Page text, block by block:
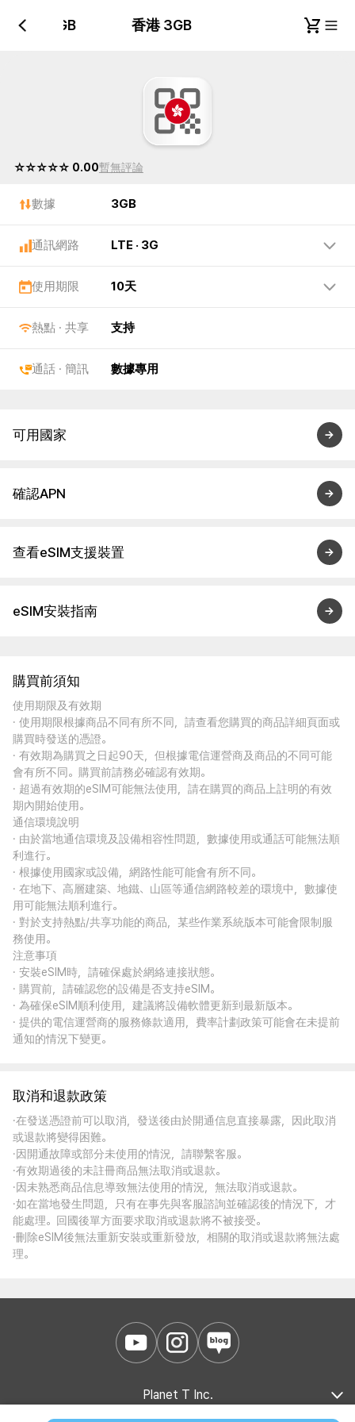
香港 3GB 香港 3GB
☆☆☆☆☆ 0.00暫無評論
數據 3GB
通訊網路 LTE · 3G
使用期限 10天
熱點 · 共享 支持
通話 · 簡訊 數據專用
可用國家
確認APN
查看eSIM支援裝置
eSIM安裝指南
購買前須知
使用期限及有效期
· 使用期限根據商品不同有所不同，請查看您購買的商品詳細頁面或
購買時發送的憑證。
· 有效期為購買之日起90天，但根據電信運營商及商品的不同可能
會有所不同。購買前請務必確認有效期。
· 超過有效期的eSIM可能無法使用，請在購買的商品上註明的有效
期內開始使用。
通信環境說明
· 由於當地通信環境及設備相容性問題，數據使用或通話可能無法順
利進行。
· 根據使用國家或設備，網路性能可能會有所不同。
· 在地下、高層建築、地鐵、山區等通信網路較差的環境中，數據使
用可能無法順利進行。
· 對於支持熱點/共享功能的商品，某些作業系統版本可能會限制服
務使用。
注意事項
· 安裝eSIM時，請確保處於網絡連接狀態。
· 購買前，請確認您的設備是否支持eSIM。
· 為確保eSIM順利使用，建議將設備軟體更新到最新版本。
· 提供的電信運營商的服務條款適用，費率計劃政策可能會在未提前
通知的情況下變更。
取消和退款政策
·在發送憑證前可以取消，發送後由於開通信息直接暴露，因此取消
或退款將變得困難。
·因開通故障或部分未使用的情況，請聯繫客服。
·有效期過後的未註冊商品無法取消或退款。
·因未熟悉商品信息導致無法使用的情況，無法取消或退款。
·如在當地發生問題，只有在事先與客服諮詢並確認後的情況下，才
能處理。回國後單方面要求取消或退款將不被接受。
·刪除eSIM後無法重新安裝或重新發放，相關的取消或退款將無法處
理。
Planet T Inc.